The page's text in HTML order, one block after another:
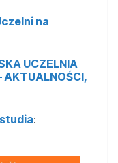
na
UCZELNIA
AKTUALNOŚCI,
: